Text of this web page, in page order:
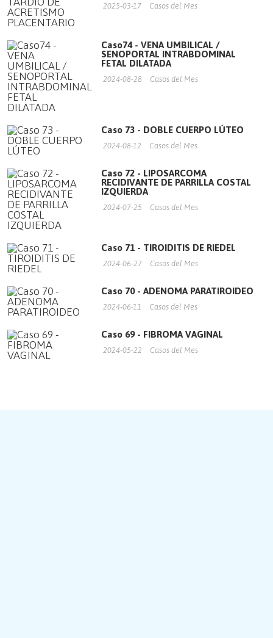
2025-03-17 Casos del Mes
Caso74 - VENA UMBILICAL /
SENOPORTAL INTRABDOMINAL
FETAL DILATADA
2024-08-28 Casos del Mes
Caso 73 - DOBLE CUERPO LÚTEO
2024-08-12 Casos del Mes
Caso 72 - LIPOSARCOMA
RECIDIVANTE DE PARRILLA COSTAL
IZQUIERDA
2024-07-25 Casos del Mes
Caso 71 - TIROIDITIS DE RIEDEL
2024-06-27 Casos del Mes
Caso 70 - ADENOMA PARATIROIDEO
2024-06-11 Casos del Mes
Caso 69 - FIBROMA VAGINAL
2024-05-22 Casos del Mes